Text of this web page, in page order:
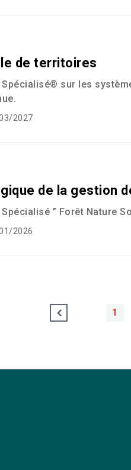
de territoires
sur les
2027
de la gestion
” Forêt Nature
2026
1